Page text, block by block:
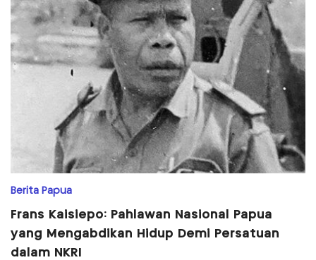
Berita Papua
Frans Kaisiepo: Pahlawan Nasional Papua
yang Mengabdikan Hidup Demi Persatuan
dalam NKRI